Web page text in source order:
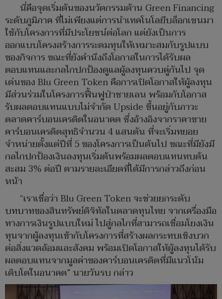
นี่คือจุดเริ่มต้นของนวัตกรรมด้าน Green Financing
ระดับภูมิภาค ที่ไม่เพียงแต่การนำเทคโนโลยีบล็อกเชนมา
ใช้กับโครงการที่มีประโยชน์ต่อโลก แต่ยังเป็นการ
ออกแบบโครงสร้างการระดมทุนให้เหมาะสมกับรูปแบบ
ของกิจการ ขณะที่ยังคำนึงถึงโอกาสในการได้รับผล
ตอบแทนและกลไกปกป้องดูแลผู้ลงทุนควบคู่กันไป จุด
เด่นของ Blu Green Token คือการเปิดโอกาสให้ผู้ลงทุน
มีส่วนร่วมในโครงการฟื้นฟูป่าชายเลน พร้อมกับโอกาส
รับผลตอบแทนแบบไม่จำกัด Upside ขึ้นอยู่กับภาวะ
ตลาดคาร์บอนเครดิตในอนาคต ซึ่งอ้างอิงจากราคาขาย
คาร์บอนเครดิตสุทธิจำนวน 4 แสนตัน ที่จะเริ่มทยอย
จำหน่ายตั้งแต่ปีที่ 5 ของโครงการเป็นต้นไป ขณะที่มียังมี
กลไกปกป้องเงินลงทุนเริ่มต้นพร้อมผลตอบแทนทบต้น
สะสม 3% ต่อปี ตามรายละเอียดที่ได้มีการกล่าวถึงก่อน
หน้า
“เราเชื่อว่า Blu Green Token จะช่วยยกระดับ
บทบาทของสินทรัพย์ดิจิทัลในตลาดทุนไทย จากเครื่องมือ
ทางการเงินรูปแบบใหม่ ไปสู่กลไกที่สามารถเชื่อมโยงเงิน
ทุนจากผู้ลงทุนเข้ากับโครงการที่สร้างผลกระทบเชิงบวก
ต่อสิ่งแวดล้อมและสังคม พร้อมเปิดโอกาสให้ผู้ลงทุนได้รับ
ผลตอบแทนจากมูลค่าของคาร์บอนเครดิตที่มีแนวโน้ม
เติบโตในอนาคต” นายวันรบ กล่าว